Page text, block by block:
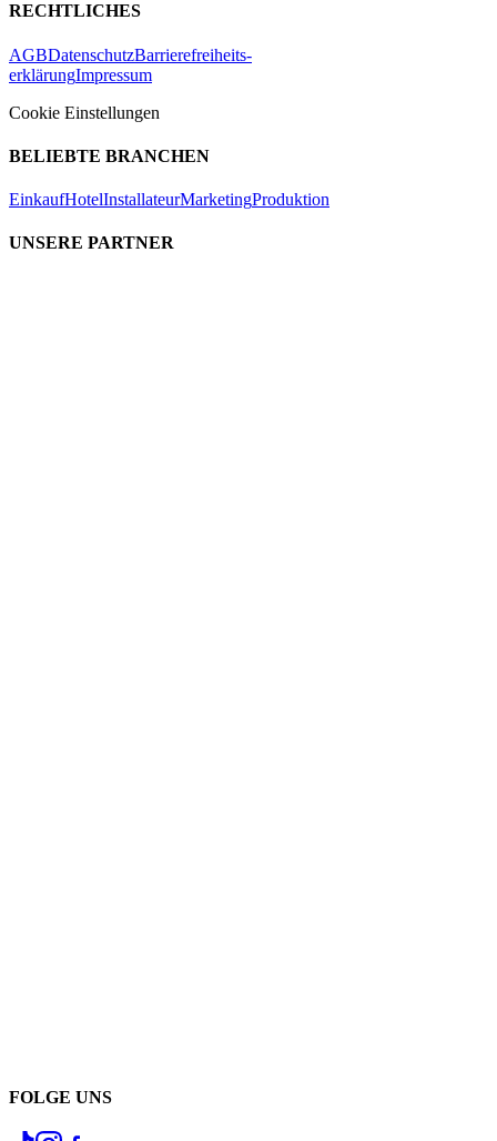
RECHTLICHES
AGBDatenschutzBarrierefreiheits-
erklärungImpressum
Cookie Einstellungen
BELIEBTE BRANCHEN
EinkaufHotelInstallateurMarketingProduktion
UNSERE PARTNER
FOLGE UNS